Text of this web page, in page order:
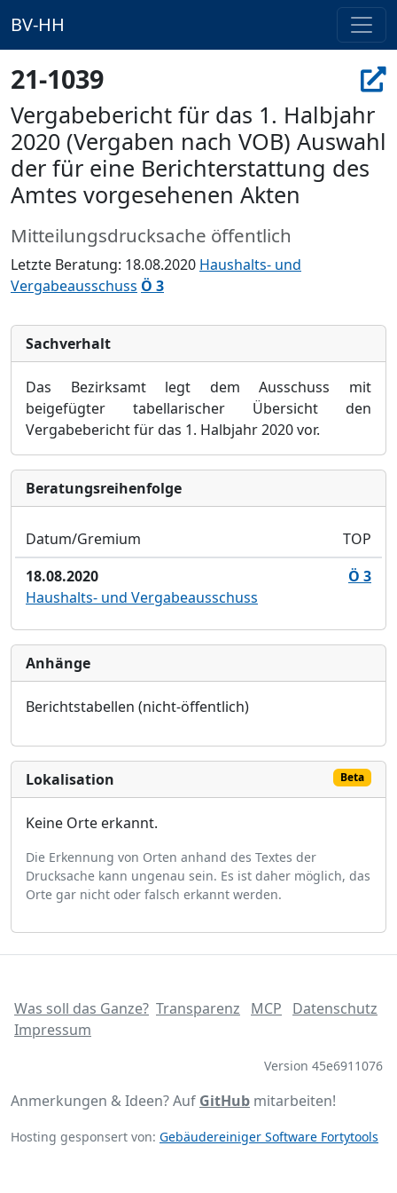
BV-HH
21-1039
Vergabebericht für das 1. Halbjahr
2020 (Vergaben nach VOB) Auswahl
der für eine Berichterstattung des
Amtes vorgesehenen Akten
Mitteilungsdrucksache öffentlich
Letzte Beratung: 18.08.2020 Haushalts- und
Vergabeausschuss Ö 3
Sachverhalt
Das Bezirksamt legt dem Ausschuss mit
beigefügter tabellarischer Übersicht den
Vergabebericht für das 1. Halbjahr 2020 vor.
Bera­tungs­reihen­folge
Datum/Gremium
TOP
18.08.2020
Ö 3
Haushalts- und Vergabeausschuss
Anhänge
Berichtstabellen (nicht-öffentlich)
Lokalisation Beta
Keine Orte erkannt.
Die Erkennung von Orten anhand des Textes der
Drucksache kann ungenau sein. Es ist daher möglich, das
Orte gar nicht oder falsch erkannt werden.
Was soll das Ganze? Transparenz MCP
Datenschutz
Impressum
Version 45e6911076
Anmerkungen & Ideen? Auf GitHub mitarbeiten!
Hosting gesponsert von: Gebäudereiniger Software Fortytools